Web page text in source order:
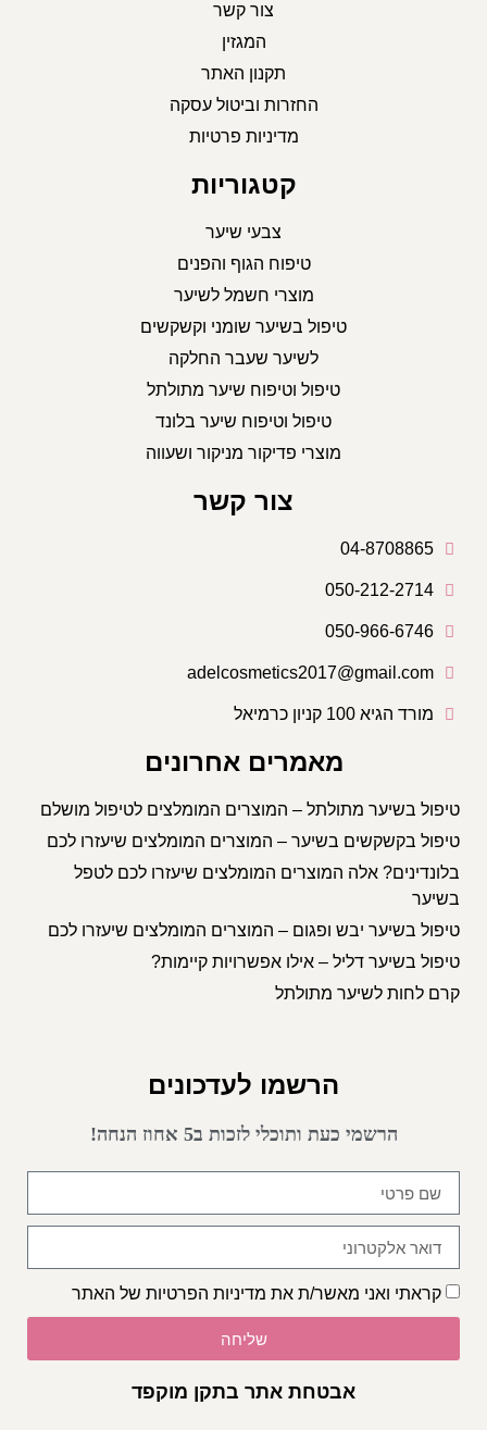
צור קשר
המגזין
תקנון האתר
החזרות וביטול עסקה
מדיניות פרטיות
קטגוריות
צבעי שיער
טיפוח הגוף והפנים
מוצרי חשמל לשיער
טיפול בשיער שומני וקשקשים
לשיער שעבר החלקה
טיפול וטיפוח שיער מתולתל
טיפול וטיפוח שיער בלונד
מוצרי פדיקור מניקור ושעווה
צור קשר
04-8708865
050-212-2714
050-966-6746
adelcosmetics2017@gmail.com
מורד הגיא 100 קניון כרמיאל
מאמרים אחרונים
טיפול בשיער מתולתל – המוצרים המומלצים לטיפול מושלם
טיפול בקשקשים בשיער – המוצרים המומלצים שיעזרו לכם
בלונדינים? אלה המוצרים המומלצים שיעזרו לכם לטפל
בשיער
טיפול בשיער יבש ופגום – המוצרים המומלצים שיעזרו לכם
טיפול בשיער דליל – אילו אפשרויות קיימות?
קרם לחות לשיער מתולתל
הרשמו לעדכונים
הרשמי כעת ותוכלי לזכות ב5 אחוז הנחה!
קראתי ואני מאשר/ת אתמדיניות הפרטיותשל האתר
שליחה
אבטחת אתר בתקן מוקפד